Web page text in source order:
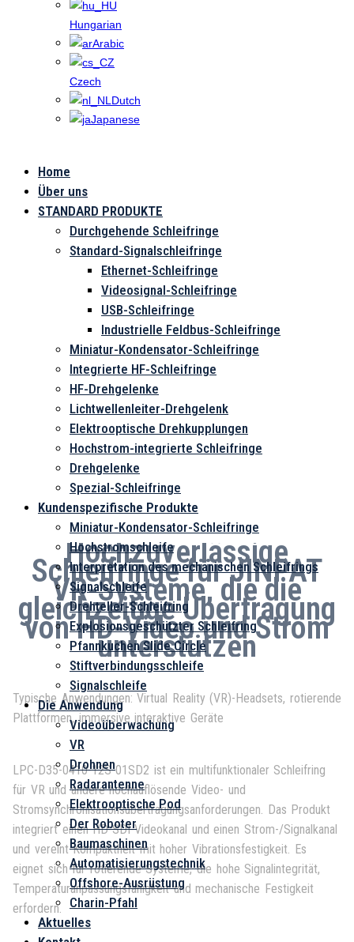
Hungarian
Arabic
Czech
Dutch
Japanese
Home
Über uns
STANDARD PRODUKTE
Durchgehende Schleifringe
Standard-Signalschleifringe
Ethernet-Schleifringe
Videosignal-Schleifringe
USB-Schleifringe
Industrielle Feldbus-Schleifringe
Miniatur-Kondensator-Schleifringe
Integrierte HF-Schleifringe
HF-Drehgelenke
Lichtwellenleiter-Drehgelenk
Elektrooptische Drehkupplungen
Hochstrom-integrierte Schleifringe
Drehgelenke
Spezial-Schleifringe
Kundenspezifische Produkte
Miniatur-Kondensator-Schleifringe
Hochstromschleife
Interpretation des mechanischen Schleifrings
Signalschleife
Drehteller-Schleifring
Explosionsgeschützter Schleifring
Pfannkuchen Slide Circle
Stiftverbindungsschleife
Signalschleife
Die Anwendung
Videoüberwachung
VR
Drohnen
Radarantenne
Elektrooptische Pod
Der Roboter
Baumaschinen
Automatisierungstechnik
Offshore-Ausrüstung
Charin-Pfahl
Aktuelles
Die
Anwendung
Hochzuverlässige
Schleifringe für JINPAT
VR-Systeme, die die
gleichzeitige Übertragung
von HD-Video und Strom
unterstützen
Typische Anwendungen: Virtual Reality (VR)-Headsets, rotierende
Plattformen, immersive interaktive Geräte
LPC-D35-0410-12S-01SD2 ist ein multifunktionaler Schleifring
für VR und andere hochauflösende Video- und
Stromsynchronisationsübertragungsanforderungen. Das Produkt
integriert einen HD-SDI-Videokanal und einen Strom-/Signalkanal
und vereint Kompaktheit mit hoher Vibrationsfestigkeit. Es
eignet sich für rotierende Systeme, die hohe Signalintegrität,
Temperaturanpassungsfähigkeit und mechanische Festigkeit
erfordern.